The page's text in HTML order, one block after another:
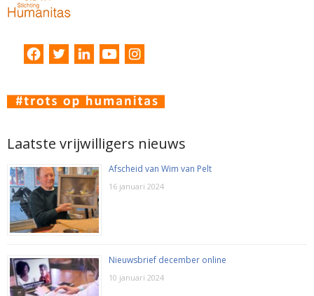
Laatste vrijwilligers nieuws
Afscheid van Wim van Pelt
16 januari 2024
Nieuwsbrief december online
10 januari 2024